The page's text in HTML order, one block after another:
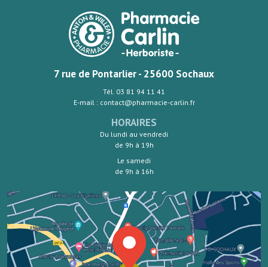
7 rue de Pontarlier - 25600 Sochaux
Tél. 03 81 94 11 41
E-mail : contact@pharmacie-carlin.fr
HORAIRES
Du lundi au vendredi
de 9h à 19h
Le samedi
de 9h à 16h